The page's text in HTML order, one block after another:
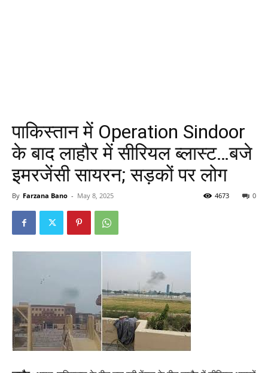
पाकिस्तान में Operation Sindoor
के बाद लाहौर में सीरियल ब्लास्ट…बजे
इमरजेंसी सायरन; सड़कों पर लोग
By Farzana Bano - May 8, 2025 0
4673